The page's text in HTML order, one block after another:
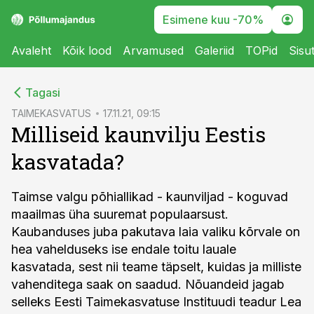
Esimene kuu -70%
Avaleht Kõik lood Arvamused Galeriid TOPid
Tagasi
TAIMEKASVATUS 17.11.21, 09:15
Milliseid kaunvilju Eestis
kasvatada?
Taimse valgu põhiallikad - kaunviljad - koguvad
maailmas üha suuremat populaarsust.
Kaubanduses juba pakutava laia valiku kõrvale on
hea vahelduseks ise endale toitu lauale
kasvatada, sest nii teame täpselt, kuidas ja milliste
vahenditega saak on saadud. Nõuandeid jagab
selleks Eesti Taimekasvatuse Instituudi teadur Lea